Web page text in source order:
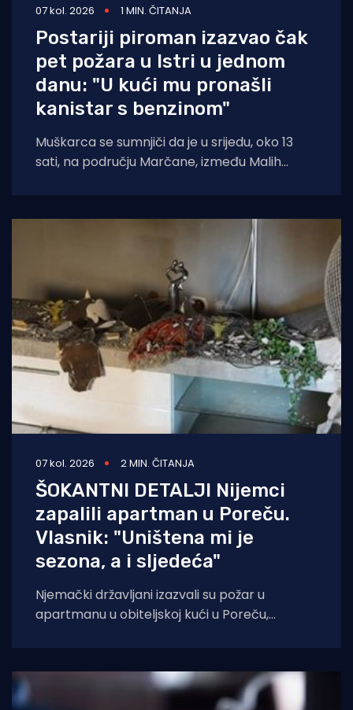
07 kol. 2026 1 MIN. ČITANJA
Postariji piroman izazvao čak
pet požara u Istri u jednom
danu: "U kući mu pronašli
kanistar s benzinom"
Muškarca se sumnjiči da je u srijedu, oko 13
sati, na području Marčane, između Malih
07 kol. 2026 2 MIN. ČITANJA
ŠOKANTNI DETALJI Nijemci
zapalili apartman u Poreču.
Vlasnik: "Uništena mi je
sezona, a i sljedeća"
Njemački državljani izazvali su požar u
apartmanu u obiteljskoj kući u Poreču,